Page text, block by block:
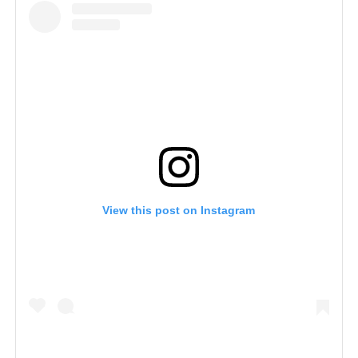
View this post on Instagram